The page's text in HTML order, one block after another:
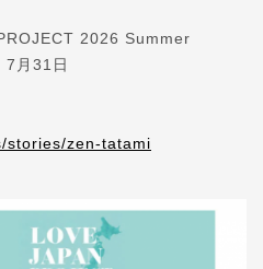
2026 Summer
7月31日
stories/zen-tatami